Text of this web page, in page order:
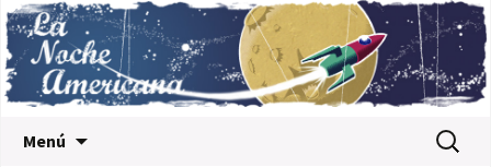
Menú Buscar: